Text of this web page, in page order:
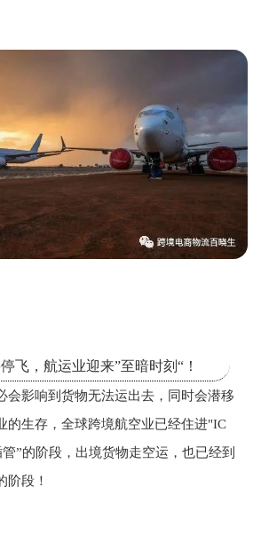
执行民航防控工作领导小组办公室印发的最
在抵离中国的航班上采取严格的防控措施，
，我局可能出台进一步收紧国际客运航班总
判，做好已售机票的延期、退票等处置工作
通知第一条调整的航班计划
起生效，截止日期另行通知。自本通知生效
飞，航运业迎来”至暗时刻“！
会影响到货物无法运出去，同时会潜移
的生存，全球跨境航空业已经住进"IC
”的阶段，出境货物走空运，也已经到
阶段！